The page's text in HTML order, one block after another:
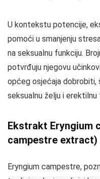
U kontekstu potencije,
pomoći u smanjenju
na seksualnu funkciju.
potvrđuju njegovu
općeg osjećaja
seksualnu želju i erektilnu
Ekstrakt Eryngium
campestre extract)
Eryngium campestre,